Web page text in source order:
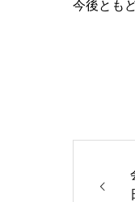
今後とも